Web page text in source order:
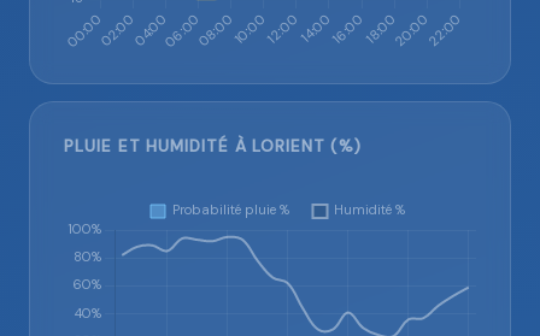
PLUIE ET HUMIDITÉ À LORIENT (%)